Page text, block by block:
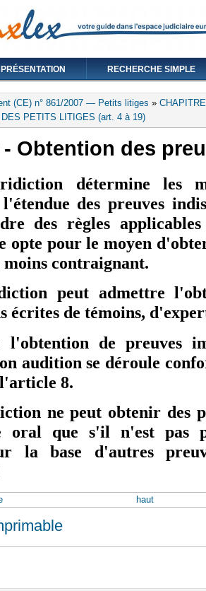
PRÉSENTATION RECHERCHE SIMPLE
(CE) n° 861/2007 — Petits litiges »
PETITS LITIGES (art. 4 à 19)
Obtention des
détermine les
des preuves
des règles
opte pour le moyen
moins contraignant.
peut admettre
écrites de témoins,
l'obtention de preuves
audition se déroule
l'article 8.
ne peut obtenir des
oral que s'il n'est pas
la base d'autres
lien est externe)
haut